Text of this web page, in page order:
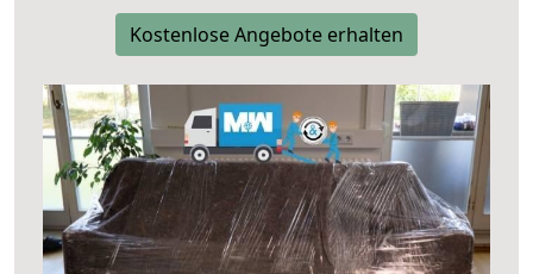
Kostenlose Angebote erhalten